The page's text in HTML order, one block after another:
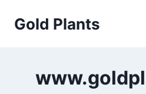
Gold Plants